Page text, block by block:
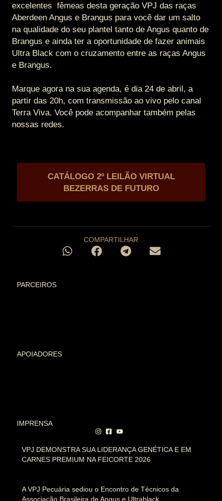
excelentes fêmeas desta geração VPJ das raças
Aberdeen Angus e Brangus para você dar um salto
na qualidade do seu plantel tanto de Angus quanto de
Brangus e ainda ter a oportunidade de fazer animais
Ultra Black com o cruzamento entre as raças Angus
e Brangus.
Marque agora na sua agenda, é dia 24 de abril, a
partir das 20h, com transmissão ao vivo pelo canal
Terra Viva. Você pode acompanhar também pelas
nossas redes.
CATÁLOGO 2º LEILÃO VIRTUAL
BEZERRAS DE FUTURO
COMPARTILHAR
PARCEIROS
APOIADORES
IMPRENSA
VPJ DEMONSTRA SUA LIDERANÇA GENÉTICA E EM
CARNES PREMIUM NA FEICORTE 2026
A VPJ Pecuária sediou o Encontro de Técnicos da
Associação Brasileira de Angus e Ultrablack.